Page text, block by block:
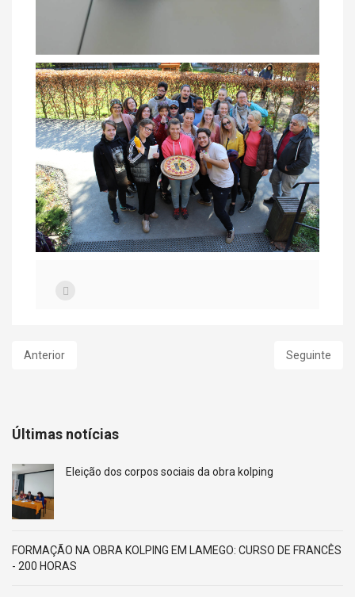
Anterior Seguinte
Últimas notícias
Eleição dos corpos sociais da obra kolping
FORMAÇÃO NA OBRA KOLPING EM LAMEGO: CURSO DE FRANCÊS
- 200 HORAS